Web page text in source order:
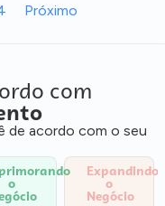
Próximo
com
de acordo com o seu
o
Expandindo
o
Negócio